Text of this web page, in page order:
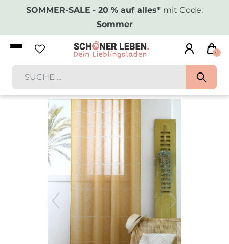
SOMMER-SALE - 20 % auf alles* mit Code:
Sommer
0